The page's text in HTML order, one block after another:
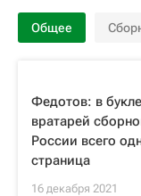
Общее
Федотов: в
вратарей
России всего
страница
16 декабря 2021